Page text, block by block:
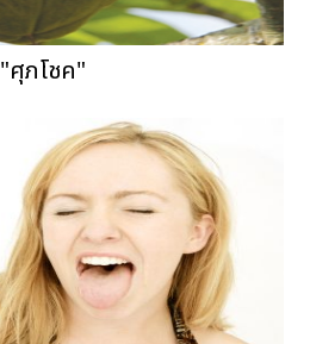
"ศุภโชค"